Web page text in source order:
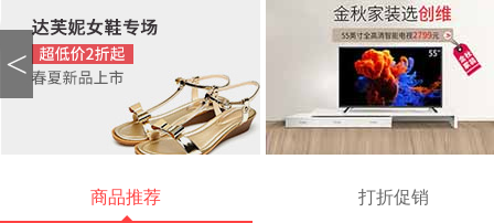
<
商品推荐 打折促销